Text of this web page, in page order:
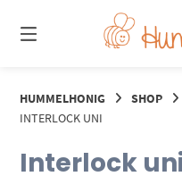
zum
Inhalt
HUMMELHONIG SHOP
INTERLOCK UNI
Interlock